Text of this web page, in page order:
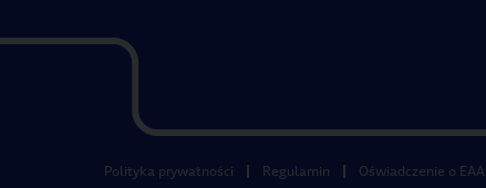
Polityka prywatności Regulamin Oświadczenie o EAA